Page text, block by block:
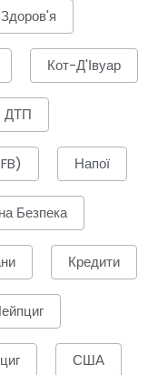
Здоров'я
Кот-Д'Івуар
ДТП
Напої
Безпека
Кредити
США